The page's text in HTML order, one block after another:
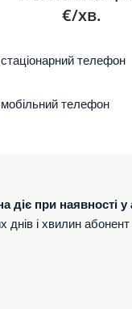
€/хв.
телефон
телефон
діє при наявності
днів і хвилин